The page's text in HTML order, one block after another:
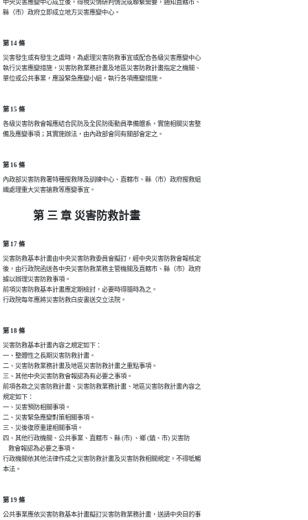
中央災害應變中心成立後，得視災情研判情況或聯繫需要，通知直轄市、
縣（市）政府立即成立地方災害應變中心。
第 14 條
災害發生或有發生之虞時，為處理災害防救事宜或配合各級災害應變中心
執行災害應變措施，災害防救業務計畫及地區災害防救計畫指定之機關、
單位或公共事業，應設緊急應變小組，執行各項應變措施。
第 15 條
各級災害防救會報應結合民防及全民防衛動員準備體系，實施相關災害整
備及應變事項；其實施辦法，由內政部會同有關部會定之。
第 16 條
內政部災害防救署特種搜救隊及訓練中心、直轄市、縣（市）政府搜救組
織處理重大災害搶救等應變事宜。
第 三 章 災害防救計畫
第 17 條
災害防救基本計畫由中央災害防救委員會擬訂，經中央災害防救會報核定
後，由行政院函送各中央災害防救業務主管機關及直轄市、縣（市）政府
據以辦理災害防救事項。
前項災害防救基本計畫應定期檢討，必要時得隨時為之。
行政院每年應將災害防救白皮書送交立法院。
第 18 條
災害防救基本計畫內容之規定如下：
一、整體性之長期災害防救計畫。
二、災害防救業務計畫及地區災害防救計畫之重點事項。
三、其他中央災害防救會報認為有必要之事項。
前項各款之災害防救計畫、災害防救業務計畫、地區災害防救計畫內容之
規定如下：
一、災害預防相關事項。
二、災害緊急應變對策相關事項。
三、災後復原重建相關事項。
四、其他行政機關、公共事業、直轄市、縣 (市) 、鄉 (鎮、市) 災害防
    救會報認為必要之事項。
行政機關依其他法律作成之災害防救計畫及災害防救相關規定，不得牴觸
本法。
第 19 條
公共事業應依災害防救基本計畫擬訂災害防救業務計畫，送請中央目的事